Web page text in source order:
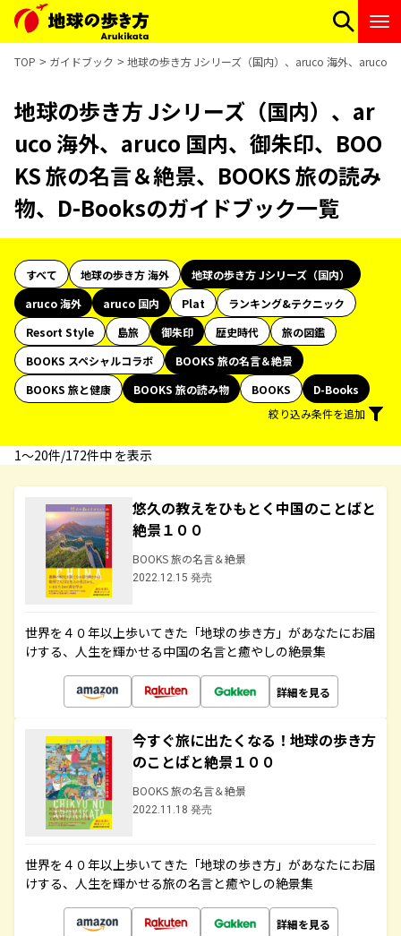
TOP ガイドブック 地球の歩き方 Jシリーズ（国内）、aruco 海外、aruco
地球の歩き方 Jシリーズ（国内）、ar
uco 海外、aruco 国内、御朱印、BOO
KS 旅の名言＆絶景、BOOKS 旅の読み
物、D-Booksのガイドブック一覧
すべて 地球の歩き方 海外
地球の歩き方 Jシリーズ（国内）
aruco 海外
aruco 国内 Plat
ランキング&テクニック
Resort Style
島旅 御朱印 歴史時代
旅の図鑑
BOOKS スペシャルコラボ
BOOKS 旅の名言＆絶景
BOOKS 旅と健康
BOOKS 旅の読み物 BOOKS
D-Books
絞り込み条件を追加
1〜20件/172件中 を表示
悠久の教えをひもとく中国のことばと
絶景１００
BOOKS 旅の名言＆絶景
2022.12.15 発売
世界を４０年以上歩いてきた「地球の歩き方」があなたにお届
けする、人生を輝かせる中国の名言と癒やしの絶景集
詳細を見る
今すぐ旅に出たくなる！地球の歩き方
のことばと絶景１００
BOOKS 旅の名言＆絶景
2022.11.18 発売
世界を４０年以上歩いてきた「地球の歩き方」があなたにお届
けする、人生を輝かせる旅の名言と癒やしの絶景集
詳細を見る